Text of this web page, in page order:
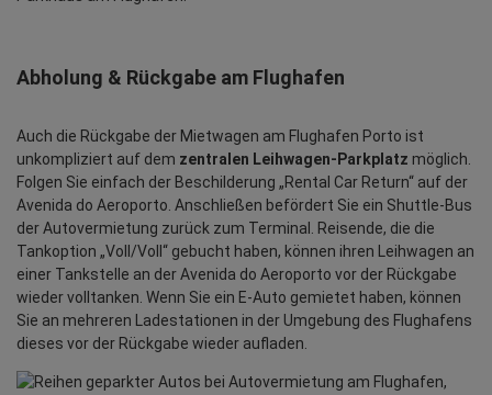
Abholung & Rückgabe am Flughafen
Auch die Rückgabe der Mietwagen am Flughafen Porto ist
unkompliziert auf dem zentralen Leihwagen-Parkplatz möglich.
Folgen Sie einfach der Beschilderung „Rental Car Return“ auf der
Avenida do Aeroporto. Anschließen befördert Sie ein Shuttle-Bus
der Autovermietung zurück zum Terminal. Reisende, die die
Tankoption „Voll/Voll“ gebucht haben, können ihren Leihwagen an
einer Tankstelle an der Avenida do Aeroporto vor der Rückgabe
wieder volltanken. Wenn Sie ein E-Auto gemietet haben, können
Sie an mehreren Ladestationen in der Umgebung des Flughafens
dieses vor der Rückgabe wieder aufladen.